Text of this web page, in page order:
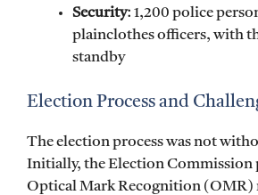
Security: 1,200 police
plainclothes officers, with
standby
Election Process and
The election process was not
Initially, the Election Commission
Optical Mark Recognition (OMR)